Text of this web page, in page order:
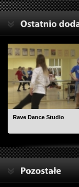
Rave Dance Studio